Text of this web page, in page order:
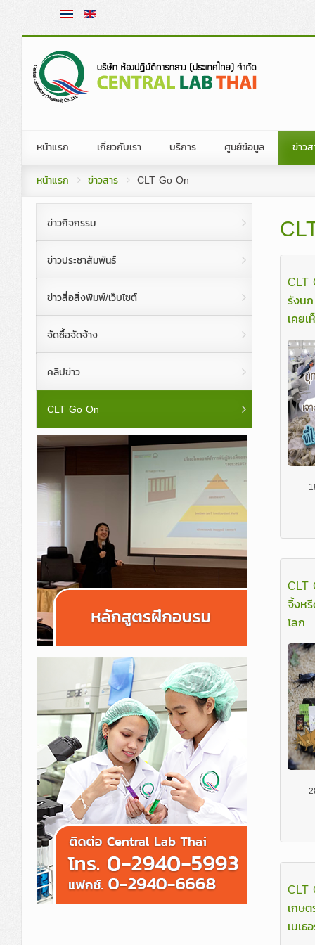
หน้าแรก
เกี่ยวกับเรา
วิสัยทัศน์ พันธกิจ วัตถุประสงค์องค์กร
คณะกรรมกา
คณะกรรมกา
ทำเนียบ กรร
คณะผู้บริหาร
โครงสร้างอง
ประมวลจริยธรรม
นโยบายคุ้มครองข้อมูลส่วนบุคคล
บริการ
สอบเทียบเครื่องมือ
การฝึกอบรมทางห้องปฏิบัติการ
โปรแกรมทดสอบความชำนาญทางห้
หน่วยตรวจและหน่วยรับรองมาตรฐาน
COC, Organic, GMP/HACCP
บริการที่ปรึกษาระบบคุณภาพ ทางห้
วิจัยและทดสอบปัจจัยการผลิตทางกา
วิจัยและพัฒนาเทคโนโลยี
หลักสูตรการสุขาภิบาลอาหาร
ศูนย์ข้อมูล
ข้อมูลวิชาการ
พระราชบัญญัติและกฎ
ข่าว
ข่าวสื่
คลิปข่
CLT
หน้าแรก ข่าวสาร CLT Go On
CLT
รังน
เคย
CLT
จิ้งห
โลก
CLT
เกษ
เนเธ
ข่าวกิจกรรม
ข่าวประชาสัมพันธ์
ข่าวสื่อสิ่งพิมพ์/เว็บไซต์
จัดซื้อจัดจ้าง
คลิปข่าว
CLT Go On